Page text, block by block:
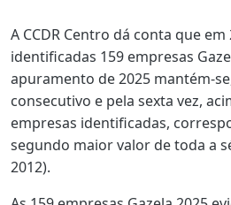
A CCDR Centro dá conta que
identificadas 159 empresas
apuramento de 2025 mantém-
consecutivo e pela sexta vez,
empresas identificadas,
segundo maior valor de toda a
2012).